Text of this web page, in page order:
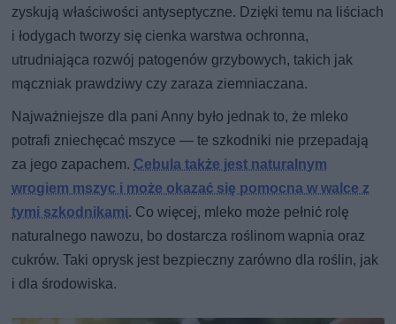
zyskują właściwości antyseptyczne. Dzięki temu na liściach
i łodygach tworzy się cienka warstwa ochronna,
utrudniająca rozwój patogenów grzybowych, takich jak
mączniak prawdziwy czy zaraza ziemniaczana.
Najważniejsze dla pani Anny było jednak to, że mleko
potrafi zniechęcać mszyce — te szkodniki nie przepadają
za jego zapachem. Cebula także jest naturalnym
wrogiem mszyc i może okazać się pomocna w walce z
tymi szkodnikami. Co więcej, mleko może pełnić rolę
naturalnego nawozu, bo dostarcza roślinom wapnia oraz
cukrów. Taki oprysk jest bezpieczny zarówno dla roślin, jak
i dla środowiska.